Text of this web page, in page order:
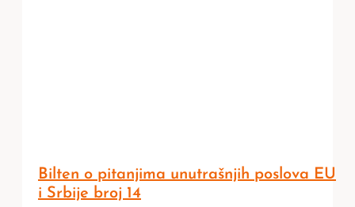
Bilten o pitanjima unutrašnjih poslova EU
i Srbije broj 14